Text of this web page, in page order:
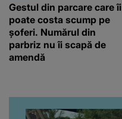
Gestul din parcare care îi
poate costa scump pe
șoferi. Numărul din
parbriz nu îi scapă de
amendă